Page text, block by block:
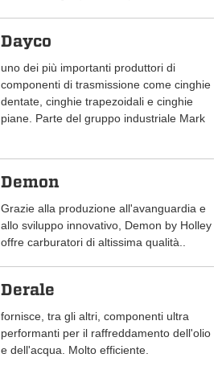
Dayco
uno dei più importanti produttori di
componenti di trasmissione come cinghie
dentate, cinghie trapezoidali e cinghie
piane. Parte del gruppo industriale Mark
Demon
Grazie alla produzione all'avanguardia e
allo sviluppo innovativo, Demon by Holley
offre carburatori di altissima qualità..
Derale
fornisce, tra gli altri, componenti ultra
performanti per il raffreddamento dell'olio
e dell'acqua. Molto efficiente.